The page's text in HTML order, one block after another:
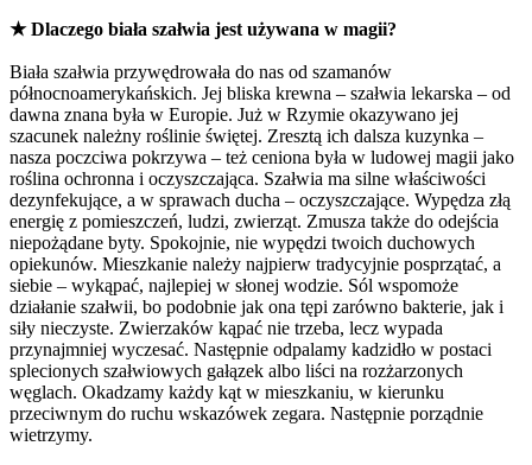
★Dlaczego biała szałwia jest używana w magii?
Biała szałwia przywędrowała do nas od szamanów
północnoamerykańskich. Jej bliska krewna – szałwia lekarska – od
dawna znana była w Europie. Już w Rzymie okazywano jej
szacunek należny roślinie świętej. Zresztą ich dalsza kuzynka –
nasza poczciwa pokrzywa – też ceniona była w ludowej magii jako
roślina ochronna i oczyszczająca. Szałwia ma silne właściwości
dezynfekujące, a w sprawach ducha – oczyszczające. Wypędza złą
energię z pomieszczeń, ludzi, zwierząt. Zmusza także do odejścia
niepożądane byty. Spokojnie, nie wypędzi twoich duchowych
opiekunów. Mieszkanie należy najpierw tradycyjnie posprzątać, a
siebie – wykąpać, najlepiej w słonej wodzie. Sól wspomoże
działanie szałwii, bo podobnie jak ona tępi zarówno bakterie, jak i
siły nieczyste. Zwierzaków kąpać nie trzeba, lecz wypada
przynajmniej wyczesać. Następnie odpalamy kadzidło w postaci
splecionych szałwiowych gałązek albo liści na rozżarzonych
węglach. Okadzamy każdy kąt w mieszkaniu, w kierunku
przeciwnym do ruchu wskazówek zegara. Następnie porządnie
wietrzymy.